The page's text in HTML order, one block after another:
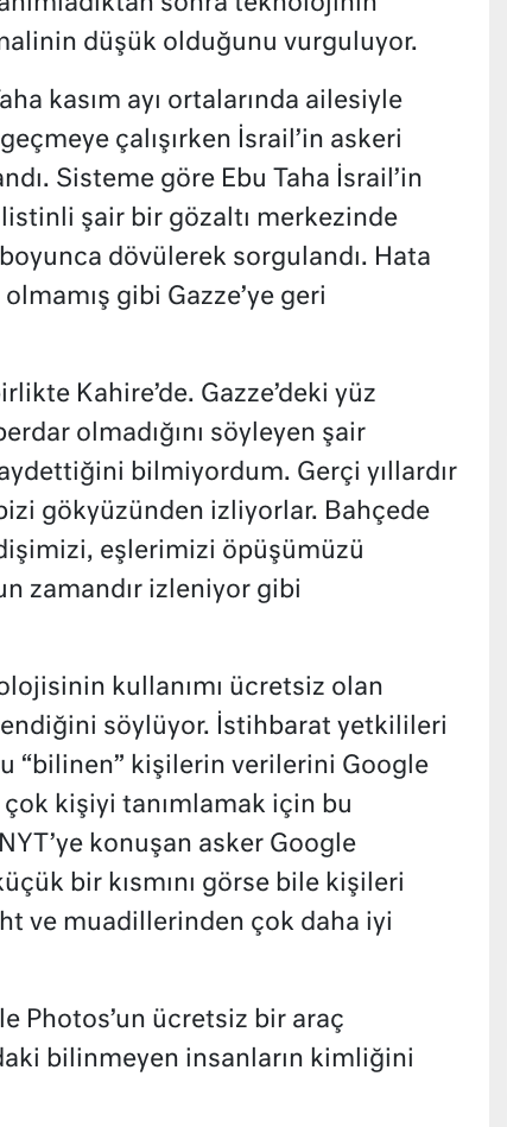
düşük olduğunu vurguluyor.
kasım ayı ortalarında ailesiyle
çalışırken İsrail’in askeri
Sisteme göre Ebu Taha İsrail’in
şair bir gözaltı merkezinde
dövülerek sorgulandı. Hata
gibi Gazze’ye geri
Kahire’de. Gazze’deki yüz
olmadığını söyleyen şair
bilmiyordum. Gerçi yıllardır
gökyüzünden izliyorlar. Bahçede
eşlerimizi öpüşümüzü
zamandır izleniyor gibi
kullanımı ücretsiz olan
söylüyor. İstihbarat yetkilileri
“bilinen” kişilerin verilerini Google
çok kişiyi tanımlamak için bu
konuşan asker Google
bir kısmını görse bile kişileri
ve muadillerinden çok daha iyi
Photos’un ücretsiz bir araç
bilinmeyen insanların kimliğini